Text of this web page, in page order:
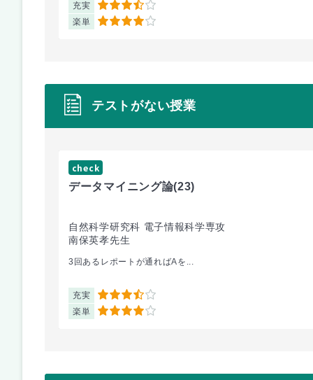
充実 3.5
楽単 4
テストがない授業
check
データマイニング論(23)
自然科学研究科 電子情報科学専攻
南保英孝先生
3回あるレポートが通ればAを...
充実 3.5
楽単 4